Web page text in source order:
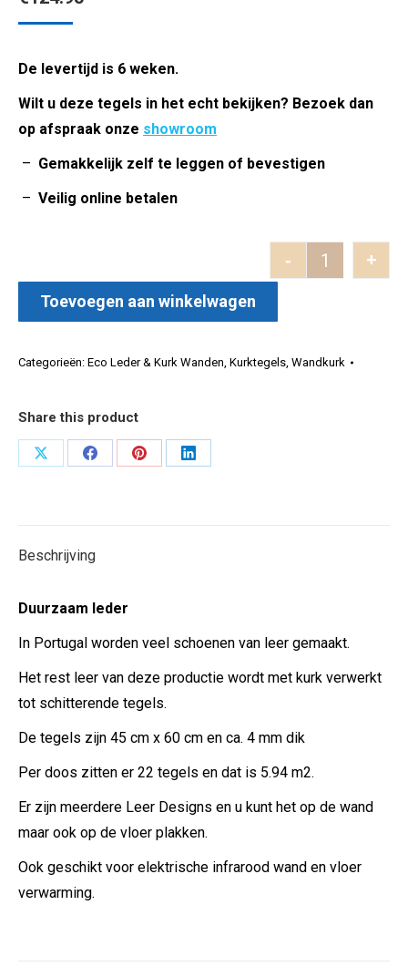
De levertijd is 6 weken.
Wilt u deze tegels in het echt bekijken? Bezoek dan
op afspraak onze showroom
– Gemakkelijk zelf te leggen of bevestigen
– Veilig online betalen
- +
Toevoegen aan winkelwagen
Categorieën: Eco Leder & Kurk Wanden, Kurktegels, Wandkurk
Share this product
Deel
Deel
Deel
Deel
Beschrijving
Duurzaam leder
In Portugal worden veel schoenen van leer gemaakt.
Het rest leer van deze productie wordt met kurk verwerkt
tot schitterende tegels.
De tegels zijn 45 cm x 60 cm en ca. 4 mm dik
Per doos zitten er 22 tegels en dat is 5.94 m2.
Er zijn meerdere Leer Designs en u kunt het op de wand
maar ook op de vloer plakken.
Ook geschikt voor elektrische infrarood wand en vloer
verwarming.